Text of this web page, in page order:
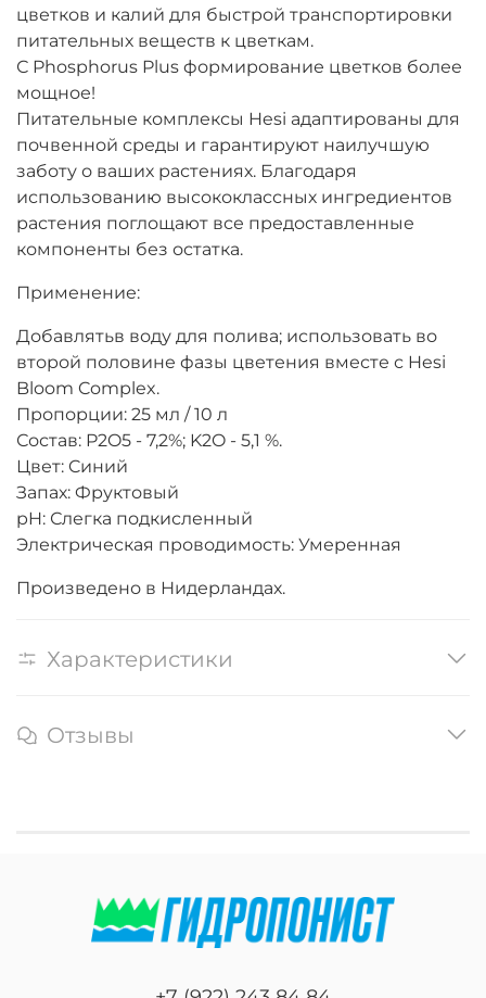
цветков и калий для быстрой транспортировки
питательных веществ к цветкам.
С Phosphorus Plus формирование цветков более
мощное!
Питательные комплексы Hesi адаптированы для
почвенной среды и гарантируют наилучшую
заботу о ваших растениях. Благодаря
использованию высококлассных ингредиентов
растения поглощают все предоставленные
компоненты без остатка.
Применение:
Добавлятьв воду для полива; использовать во
второй половине фазы цветения вместе с Hesi
Bloom Complex.
Пропорции: 25 мл / 10 л
Состав: P2O5 - 7,2%; K2O - 5,1 %.
Цвет: Cиний
Запах: Фруктовый
pH: Слегка подкисленный
Электрическая проводимость: Умеренная
Произведено в Нидерландах.
Характеристики
Отзывы